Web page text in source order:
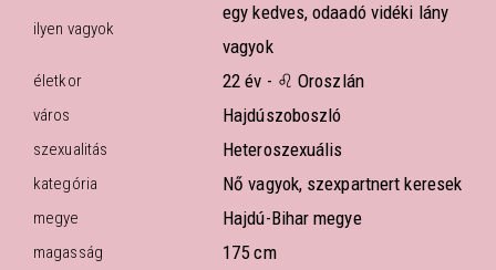
ilyen vagyok
egy kedves, odaadó vidéki lány
vagyok
életkor 22 év - ♌ Oroszlán
város Hajdúszoboszló
szexualitás Heteroszexuális
kategória Nő vagyok, szexpartnert keresek
megye Hajdú-Bihar megye
magasság 175 cm